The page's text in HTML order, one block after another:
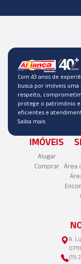
Com 43 anos de
busca por imóveis uma
respeito,
protege o patrimônio e
eficientes e
Saiba mais
IMÓVEIS
Alugar
Comprar
Área
R.
(11)